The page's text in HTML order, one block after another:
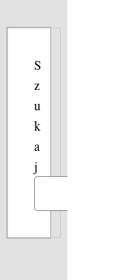
S
z
u
k
a
j